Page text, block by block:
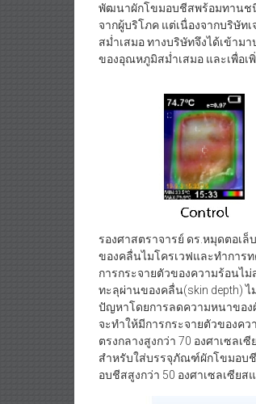
พัฒนาผักโขมอบชีสพร้อมทานชนิ
จากผู้บริโภค แต่เนื่องจากบริษัท
สม่ำเสมอ ทางบริษัทจึงได้เข้า
ของอุณหภูมิสม่ำเสมอ และเพื่อเ
รองศาสตราจารย์ ดร.หมุดตอเ
ของคลื่นไมโครเวฟและทำการ
การกระจายตัวของความร้อนไ
ทะลุผ่านของคลื่น(skin depth) ไ
ปัญหาโดยการลดความหนาขอ
จะทำให้มีการกระจายตัวของค
ตรงกลางสูงกว่า 70 องศาเซล
สำหรับใส่บรรจุภัณฑ์ผักโขมอบชี
อบชีสสูงกว่า 50 องศาเซลเซีย